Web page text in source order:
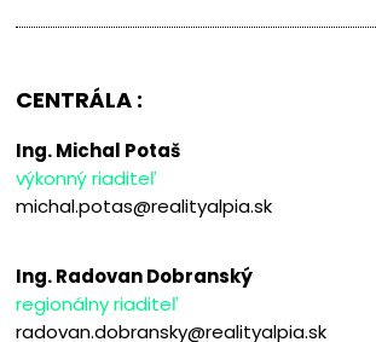
CENTRÁLA :
Ing. Michal Potaš
výkonný riaditeľ
michal.potas@realityalpia.sk
Ing. Radovan Dobranský
regionálny riaditeľ
radovan.dobransky@realityalpia.sk